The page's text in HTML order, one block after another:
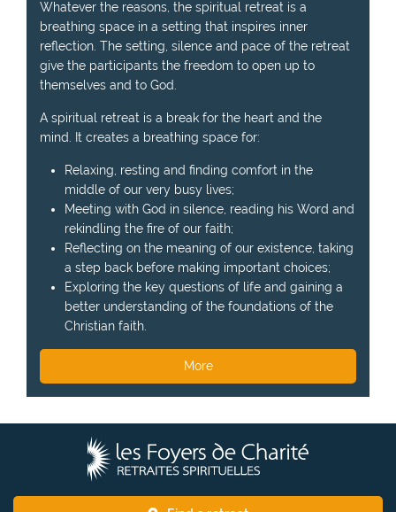
Whatever the reasons, the spiritual retreat is a
breathing space in a setting that inspires inner
reflection. The setting, silence and pace of the retreat
give the participants the freedom to open up to
themselves and to God.
A spiritual retreat is a break for the heart and the
mind. It creates a breathing space for:
Relaxing, resting and finding comfort in the
middle of our very busy lives;
Meeting with God in silence, reading his Word and
rekindling the fire of our faith;
Reflecting on the meaning of our existence, taking
a step back before making important choices;
Exploring the key questions of life and gaining a
better understanding of the foundations of the
Christian faith.
More